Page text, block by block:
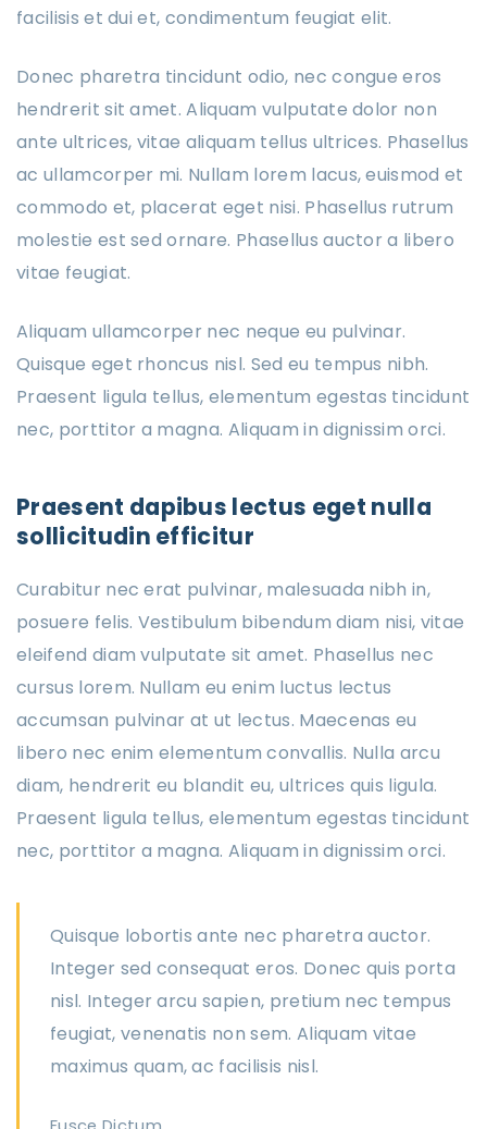
facilisis et dui et, condimentum feugiat elit.
Donec pharetra tincidunt odio, nec congue eros
hendrerit sit amet. Aliquam vulputate dolor non
ante ultrices, vitae aliquam tellus ultrices. Phasellus
ac ullamcorper mi. Nullam lorem lacus, euismod et
commodo et, placerat eget nisi. Phasellus rutrum
molestie est sed ornare. Phasellus auctor a libero
vitae feugiat.
Aliquam ullamcorper nec neque eu pulvinar.
Quisque eget rhoncus nisl. Sed eu tempus nibh.
Praesent ligula tellus, elementum egestas tincidunt
nec, porttitor a magna. Aliquam in dignissim orci.
Praesent dapibus lectus eget nulla
sollicitudin efficitur
Curabitur nec erat pulvinar, malesuada nibh in,
posuere felis. Vestibulum bibendum diam nisi, vitae
eleifend diam vulputate sit amet. Phasellus nec
cursus lorem. Nullam eu enim luctus lectus
accumsan pulvinar at ut lectus. Maecenas eu
libero nec enim elementum convallis. Nulla arcu
diam, hendrerit eu blandit eu, ultrices quis ligula.
Praesent ligula tellus, elementum egestas tincidunt
nec, porttitor a magna. Aliquam in dignissim orci.
Quisque lobortis ante nec pharetra auctor.
Integer sed consequat eros. Donec quis porta
nisl. Integer arcu sapien, pretium nec tempus
feugiat, venenatis non sem. Aliquam vitae
maximus quam, ac facilisis nisl.